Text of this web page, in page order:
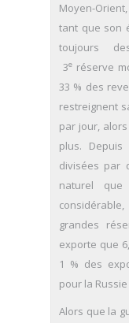
Moyen-
tant que son
toujours
3e réserve
33 % des
restreignent
par jour,
plus.
divisées par
naturel
grandes
exporte que
1 % des
pour la Russie
Alors que la